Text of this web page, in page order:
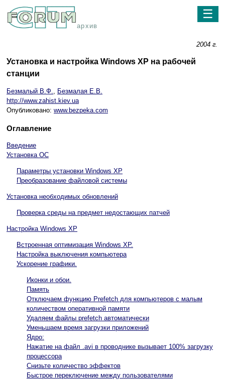
архив
☰
2004 г.
Установка и настройка Windows XP на рабочей
станции
Безмалый В.Ф., Безмалая Е.В.
http://www.zahist.kiev.ua
Опубликовано: www.bezpeka.com
Оглавление
Введение
Установка ОС
Параметры установки Windows XP
Преобразование файловой системы
Установка необходимых обновлений
Проверка среды на предмет недостающих патчей
Настройка Windows XP
Встроенная оптимизация Windows XP.
Настройка выключения компьютера
Ускорение графики.
Иконки и обои.
Память
Отключаем функцию Prefetch для компьютеров с малым
количеством оперативной памяти
Удаляем файлы prefetch автоматически
Уменьшаем время загрузки приложений
Ядро:
Нажатие на файл .avi в проводнике вызывает 100% загрузку
процессора
Снизьте количество эффектов
Быстрое переключение между пользователями